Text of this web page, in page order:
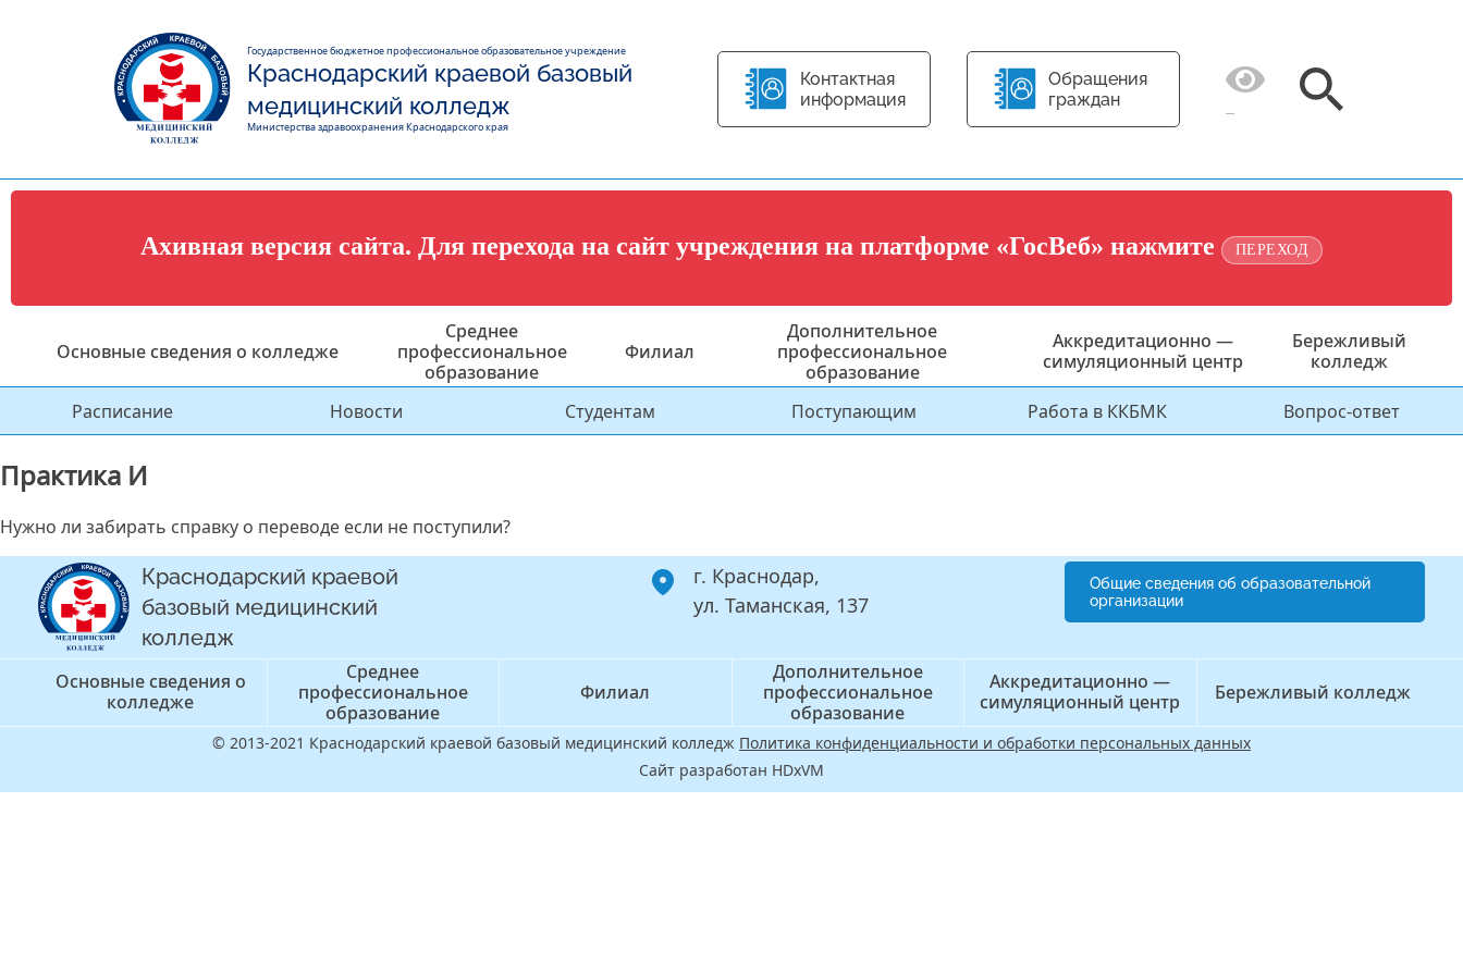
Государственное бюджетное профессиональное образовательное учреждение
Краснодарский краевой базовый
медицинский колледж
Министерства здравоохранения Краснодарского края
Контактная
информация
Обращения
граждан
Ахивная версия сайта. Для перехода на сайт учреждения на платформе «ГосВеб» нажмите ПЕРЕХОД
Основные сведения о колледже
Среднее
профессиональное
образование
Филиал
Дополнительное
профессиональное
образование
Аккредитационно —
симуляционный центр
Бережливый
колледж
Расписание Новости Студентам Поступающим Работа в ККБМК Вопрос-ответ
Практика И
Нужно ли забирать справку о переводе если не поступили?
Краснодарский краевой
базовый медицинский
колледж
г. Краснодар,
ул. Таманская, 137
Общие сведения об образовательной
организации
Основные сведения о
колледже
Среднее
профессиональное
образование
Филиал
Дополнительное
профессиональное
образование
Аккредитационно —
симуляционный центр
Бережливый колледж
© 2013-2021 Краснодарский краевой базовый медицинский колледж Политика конфиденциальности и обработки персональных данных
Сайт разработан HDxVM